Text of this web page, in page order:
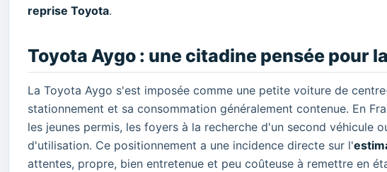
reprise Toyota.
Toyota Aygo : une citadine pensée pour
La Toyota Aygo s'est imposée comme une petite voiture de
stationnement et sa consommation généralement contenue. En
les jeunes permis, les foyers à la recherche d'un second véhicule
d'utilisation. Ce positionnement a une incidence directe sur l'
attentes, propre, bien entretenue et peu coûteuse à remettre en